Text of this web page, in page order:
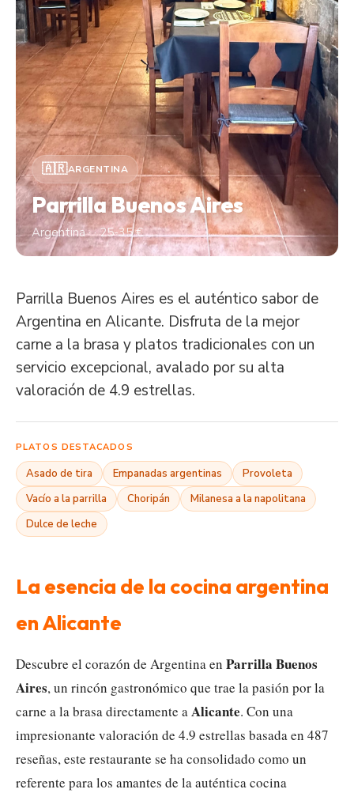
🇦🇷ARGENTINA
Parrilla Buenos Aires
Argentina · · 25-35 €
Parrilla Buenos Aires es el auténtico sabor de
Argentina en Alicante. Disfruta de la mejor
carne a la brasa y platos tradicionales con un
servicio excepcional, avalado por su alta
valoración de 4.9 estrellas.
PLATOS DESTACADOS
Asado de tira Empanadas argentinas
Provoleta
Vacío a la parrilla
Choripán
Milanesa a la napolitana
Dulce de leche
La esencia de la cocina argentina
en Alicante
Descubre el corazón de Argentina en Parrilla Buenos
Aires, un rincón gastronómico que trae la pasión por la
carne a la brasa directamente aAlicante. Con una
impresionante valoración de 4.9 estrellas basada en 487
reseñas, este restaurante se ha consolidado como un
referente para los amantes de la auténtica cocina